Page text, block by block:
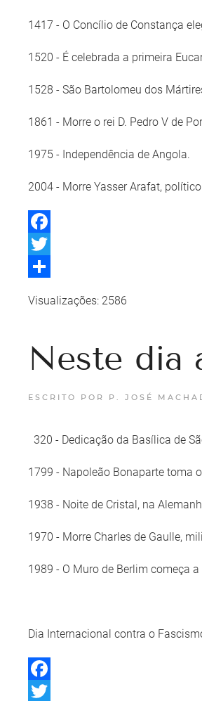
1417 - O Concílio de Constança
1520 - É celebrada a primeira
1528 - São Bartolomeu dos
1861 - Morre o rei D. Pedro V de
1975 - Independência de Angola.
2004 - Morre Yasser Arafat,
Facebook
Twitter
Visualizações: 2586
Neste dia
ESCRITO POR P. JOSÉ
320 - Dedicação da Basílica de
1799 - Napoleão Bonaparte toma
1938 - Noite de Cristal, na
1970 - Morre Charles de Gaulle,
1989 - O Muro de Berlim começa
Dia Internacional contra o
Facebook